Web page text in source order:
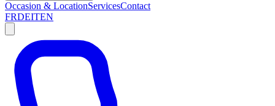
Occasion & LocationServicesContact
FRDEITEN